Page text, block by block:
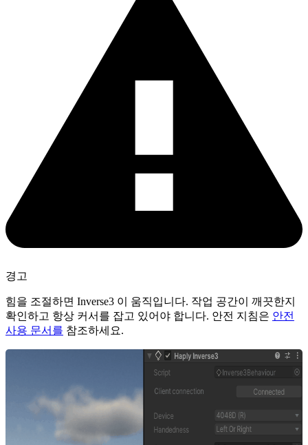
경고
힘을 조절하면 Inverse3 이 움직입니다. 작업 공간이 깨끗한지
확인하고 항상 커서를 잡고 있어야 합니다. 안전 지침은 안전
사용 문서를 참조하세요.